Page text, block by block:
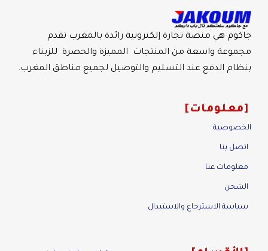
جاكوم هي منصة تجارة إلكترونية رائدة بالمغرب تقدم
مجموعة واسعة من المنتجات المميزة والحصرة للزبناء
بنظام الدفع عند التسليم والتوصيل لجميع مناطق المغرب.
معلومات
الخصوصية
اتصل بنا
معلومات عنا
الشحن
سياسة الاسترجاع والاستبدال